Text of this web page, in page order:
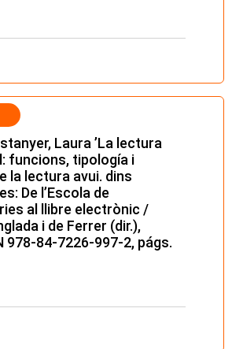
Laura ’La lectura
funcions, tipología i
la lectura avui. dins
De l’Escola de
al llibre electrònic /
i de Ferrer (dir.),
978-84-7226-997-2, págs.